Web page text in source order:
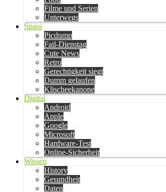
Filme und Serien
Unterwegs
Spass
Picdump
Fail-Dienstag
Cute News
Retro
Gerechtigkeit siegt
Dumm gelaufen
Klischeekanone
Digital
Android
Apple
Google
Microsoft
Hardware-Test
Online-Sicherheit
Wissen
History
Gesundheit
Daten